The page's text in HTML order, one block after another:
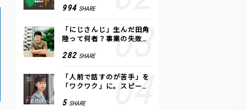
994 SHARE
「にじさんじ」生んだ田角
陸って何者？事業の失敗
COLOR
282 SHARE
「人前で話すのが苦手」を
「ワクワク」に。スピーチ
方トレーニング」に込めた
5 SHARE